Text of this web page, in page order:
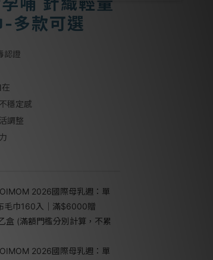
-多款可選
認證
穩定感
調整
2026國際母乳週：單
毛巾160入｜滿$6000贈
盒 (滿額門檻分別計算，不累
2026國際母乳週：單